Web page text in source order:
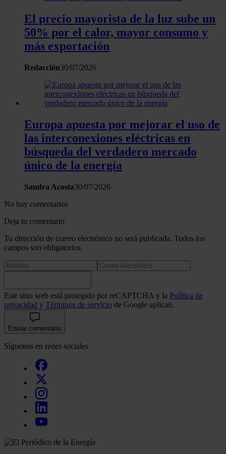
El precio mayorista de la luz sube un
50% por el calor, mayor consumo y
más exportación
Redacción30/07/2026
Europa apuesta por mejorar el uso de
las interconexiones eléctricas en
búsqueda del verdadero mercado
único de la energía
Sandra Acosta30/07/2026
No hay comentarios
Deja tu comentario
Tu dirección de correo electrónico no será publicada. Todos los
campos son obligatorios
Este sitio web está protegido por reCAPTCHA y la Política de
privacidad y Términos de servicio de Google aplican.
Enviar comentario
Síguenos en redes sociales